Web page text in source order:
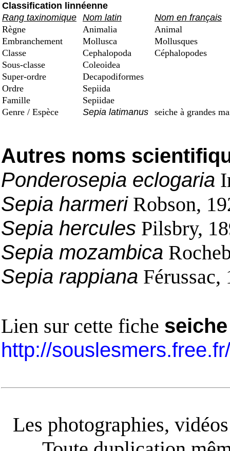
Classification linnéenne
Rang taxinomique Nom latin
Nom en français
Règne
Animalia
Animal
Embranchement
Mollusca
Mollusques
Classe
Cephalopoda
Céphalopodes
Sous-classe
Coleoidea
Super-ordre
Decapodiformes
Ordre
Sepiida
Famille
Sepiidae
Genre / Espèce
Sepia latimanus seiche à grandes
Autres noms
Ponderosepia eclogaria
Sepia harmeriRobson,
Sepia hercules Pilsbry,
Sepia mozambica
Sepia rappiana Férussac,
Lien sur cette fiche
http://
Les photographies,